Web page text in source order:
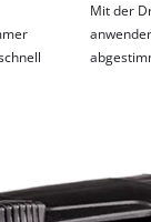
Mit der